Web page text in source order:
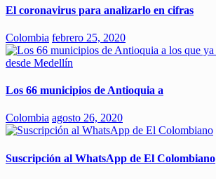
El coronavirus para analizarlo en cifras
Colombia febrero 25, 2020
Los 66 municipios de Antioquia a
Colombia agosto 26, 2020
Suscripción al WhatsApp de El Colombiano